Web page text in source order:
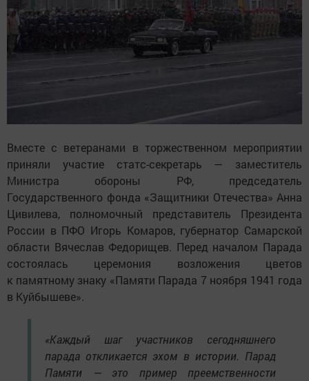
Вместе с ветеранами в торжественном мероприятии
приняли участие статс-секретарь — заместитель
Министра обороны РФ, председатель
Государственного фонда «Защитники Отечества» Анна
Цивилева, полномочный представитель Президента
России в ПФО Игорь Комаров, губернатор Самарской
области Вячеслав Федорищев. Перед началом Парада
состоялась церемония возложения цветов
к памятному знаку «Памяти Парада 7 ноября 1941 года
в Куйбышеве».
«Каждый шаг участников сегодняшнего
парада откликается эхом в истории. Парад
Памяти — это пример преемственности